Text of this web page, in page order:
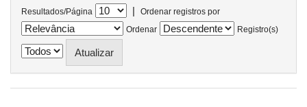
Resultados/Página |
Ordenar registros por
Ordenar
Registro(s)